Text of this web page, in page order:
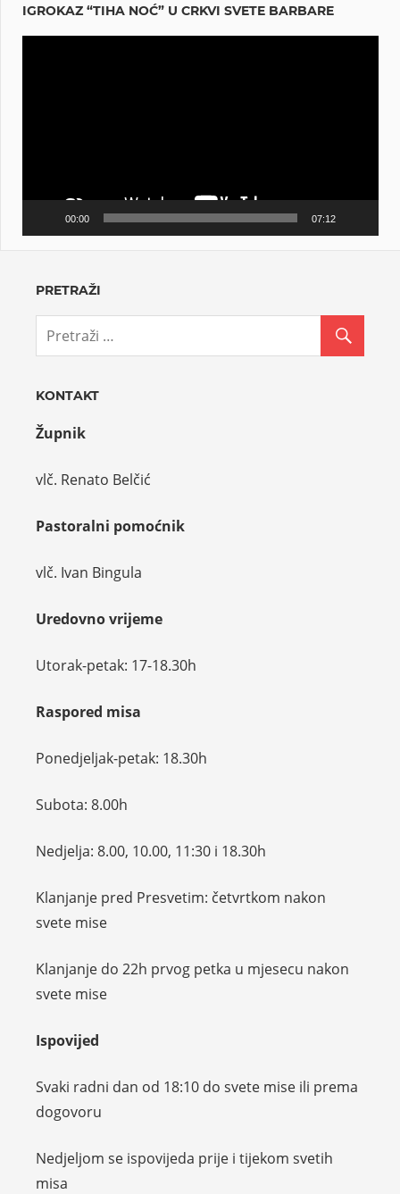
IGROKAZ “TIHA NOĆ” U CRKVI SVETE BARBARE
00:00 07:12
PRETRAŽI
KONTAKT
Župnik
vlč. Renato Belčić
Pastoralni pomoćnik
vlč. Ivan Bingula
Uredovno vrijeme
Utorak-petak: 17-18.30h
Raspored misa
Ponedjeljak-petak: 18.30h
Subota: 8.00h
Nedjelja: 8.00, 10.00, 11:30 i 18.30h
Klanjanje pred Presvetim: četvrtkom nakon
svete mise
Klanjanje do 22h prvog petka u mjesecu nakon
svete mise
Ispovijed
Svaki radni dan od 18:10 do svete mise ili prema
dogovoru
Nedjeljom se ispovijeda prije i tijekom svetih
misa